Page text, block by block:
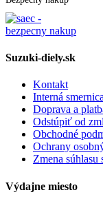
Suzuki-diely.sk
Kontakt
Interná
Doprava a
Odstúpiť od
Obchodné
Ochrany
Zmena súhlasu
Výdajne miesto